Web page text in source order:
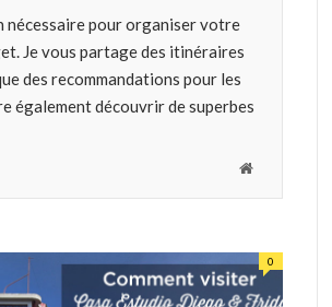
nécessaire pour organiser votre
Je vous partage des itinéraires
des recommandations pour les
également découvrir de superbes
W
i
t
0